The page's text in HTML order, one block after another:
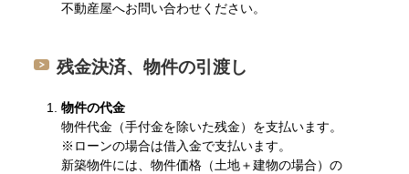
不動産屋へお問い合わせください。
残金決済、物件の引渡し
物件の代金
物件代金（手付金を除いた残金）を支払います。
※ローンの場合は借入金で支払います。
新築物件には、物件価格（土地＋建物の場合）の